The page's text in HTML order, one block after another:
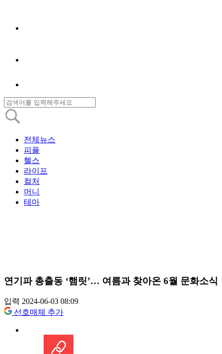
전체뉴스
피플
헬스
라이프
컬처
머니
테마
연기파 총출동 ‘햄릿’… 여름과 찾아온 6월 문화소식
입력 2024-06-03 08:09
선호매체 추가